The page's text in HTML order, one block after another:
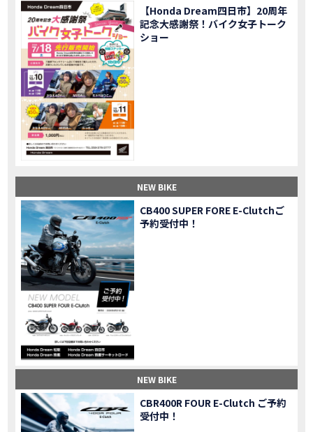
NEW BIKE 軽二輪スーパースポーツモデル「CBR250RR」の カラーバリエーションを変更し発売
MOVIE 【Honda Dream鈴鹿】20周年記念・大感謝祭イベント 大人気バイク女子が大集合・・Honda Dreamさんの人気を探ってきましたスペシャル！！メチャクチャ楽しかったです❤
NEW BIKE PROJECT BIG1 Final Edition CB 1300在庫車あります！
MOVIE 【バイク女子】急遽、愛車とお別れ…ついにあのバイクに乗れた
MOVIE 【バイク女子】オイル交換だけのつもりが、まさかのアレを交換することに！？
EVENT 【Honda Dream 鈴鹿２０周年記念大感謝祭】 多くの方のご来店ありがとうございました！
MOVIE 【CB650R E-Clutch】X-ADVでDCTに5年乗った私が素直にレビュー｜Honda X-ADV
MOVIE 【カブでアクセル全開】女性ライダーで耐久レース参戦！レースだけじゃないサーキットの楽しみ方|Honda supercub
MOVIE 【新型X-ADV】最初のカスタムはこれ！ガラスコーティングもしちゃいました|Honda X-ADV
三重県下 Honda Dream4店舗にて新春キャンペーンを開催
MOVIE 【速報】2025年モデルHonda X-ADV契約しました！新型のどこが凄いかチェックしてきた！
MOVIE 【女子ツーリング】秋の女子ツーリングin鳥羽・伊勢 【Honda Dream 松阪】
NEW BIKE スーパーカブFinal Edition/HELLP KITTY在庫車あります！
MOVIE 【CBR1000RR-R】スーパースポーツバイクで三重県の新スポットを巡る女子ツーリング|Honda CBR1000RRR Rebel1100 500 250
CAMPAIGN 三重県下 Honda Dreamにてレンタルバイクキャンペーン実施中💫
MOVIE 【アフリカツイン】憧れの大型バイクで1泊2日マスツーリング｜三重県〜静岡県｜Honda CL500 AfricaTwin
MOVIE 【女子ツーリング】穴場スポット満載！三重の美味しいもの・パワースポット！【Honda Dream 松阪】
MOVIE 【CBR600RR】憧れのSSバイクで女子ツーリング|三重県 松阪スタート！Honda Rebel250•500
MOVIE 【中級レベル】スクーター乗りの女性ライダーがライティングスクールに潜入【HMS】Honda 400X
MOVIE 【鈴鹿サーキット】ホンダモーターサイクリストスクールを体験してきました【バイク女子】
CAMPAIGN 【買取強化中】乗らないバイクはHonda Dreamへ！
MOVIE 【祝】Honda CL500納車「かなえさんバイク売れました！」連絡があり行ってきました
MOVIE 【シンガーソングライター茉ひるさんご来店】ホンダドリーム四日市
【Honda Dream四日市】20周年
記念大感謝祭！バイク女子トーク
ショー
NEW BIKE
CB400 SUPER FORE E-Clutchご
予約受付中！
NEW BIKE
CBR400R FOUR E-Clutch ご予約
受付中！